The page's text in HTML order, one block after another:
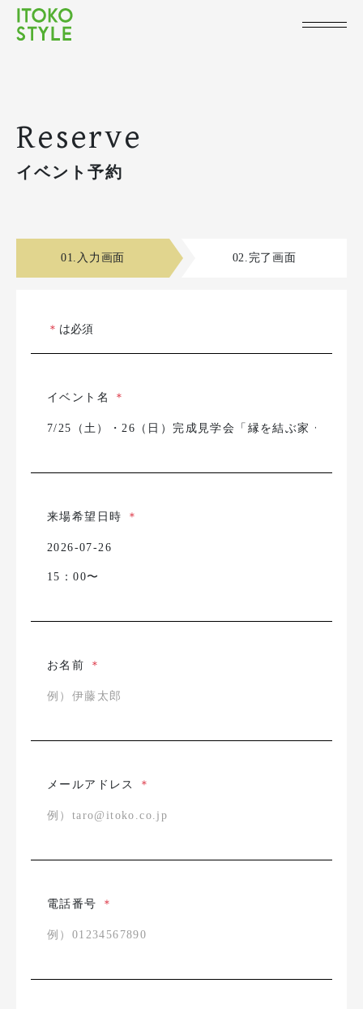
Reserve
イベント予約
01.入力画面 02.完了画面
＊ は必須
イベント名 ＊
来場希望日時 ＊
お名前 ＊
メールアドレス ＊
電話番号 ＊